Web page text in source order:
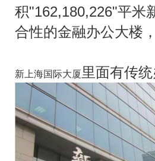
积"162,180,226"平米
合性的金融办公大楼
新上海国际大厦里面有传